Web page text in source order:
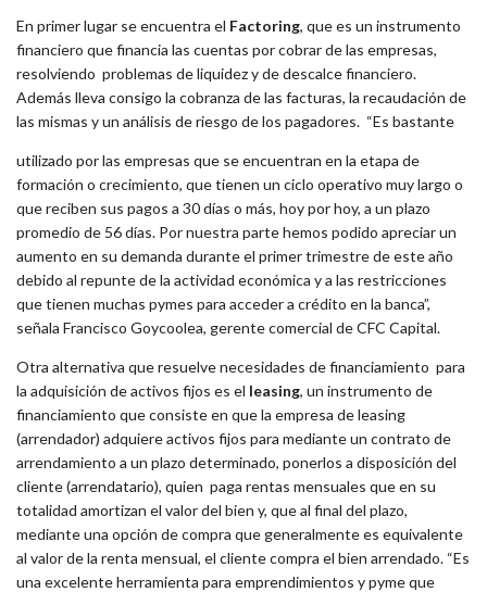
En primer lugar se encuentra el Factoring, que es un instrumento
financiero que financia las cuentas por cobrar de las empresas,
resolviendo problemas de liquidez y de descalce financiero.
Además lleva consigo la cobranza de las facturas, la recaudación de
las mismas y un análisis de riesgo de los pagadores. “Es bastante
utilizado por las empresas que se encuentran en la etapa de
formación o crecimiento, que tienen un ciclo operativo muy largo o
que reciben sus pagos a 30 días o más, hoy por hoy, a un plazo
promedio de 56 días. Por nuestra parte hemos podido apreciar un
aumento en su demanda durante el primer trimestre de este año
debido al repunte de la actividad económica y a las restricciones
que tienen muchas pymes para acceder a crédito en la banca”,
señala Francisco Goycoolea, gerente comercial de CFC Capital.
Otra alternativa que resuelve necesidades de financiamiento para
la adquisición de activos fijos es el leasing, un instrumento de
financiamiento que consiste en que la empresa de leasing
(arrendador) adquiere activos fijos para mediante un contrato de
arrendamiento a un plazo determinado, ponerlos a disposición del
cliente (arrendatario), quien paga rentas mensuales que en su
totalidad amortizan el valor del bien y, que al final del plazo,
mediante una opción de compra que generalmente es equivalente
al valor de la renta mensual, el cliente compra el bien arrendado. “Es
una excelente herramienta para emprendimientos y pyme que